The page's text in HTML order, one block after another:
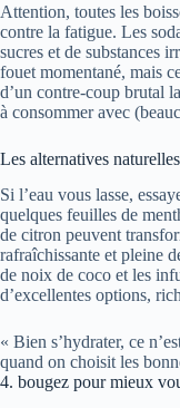
Attention, toutes les
contre la fatigue. Les
sucres et de substances
fouet momentané, mais
d’un contre-coup brutal
à consommer avec
Les alternatives
Si l’eau vous lasse,
quelques feuilles de
de citron peuvent
rafraîchissante et pleine
de noix de coco et les
d’excellentes options,
« Bien s’hydrater, ce
quand on choisit les
4. bougez pour mieux